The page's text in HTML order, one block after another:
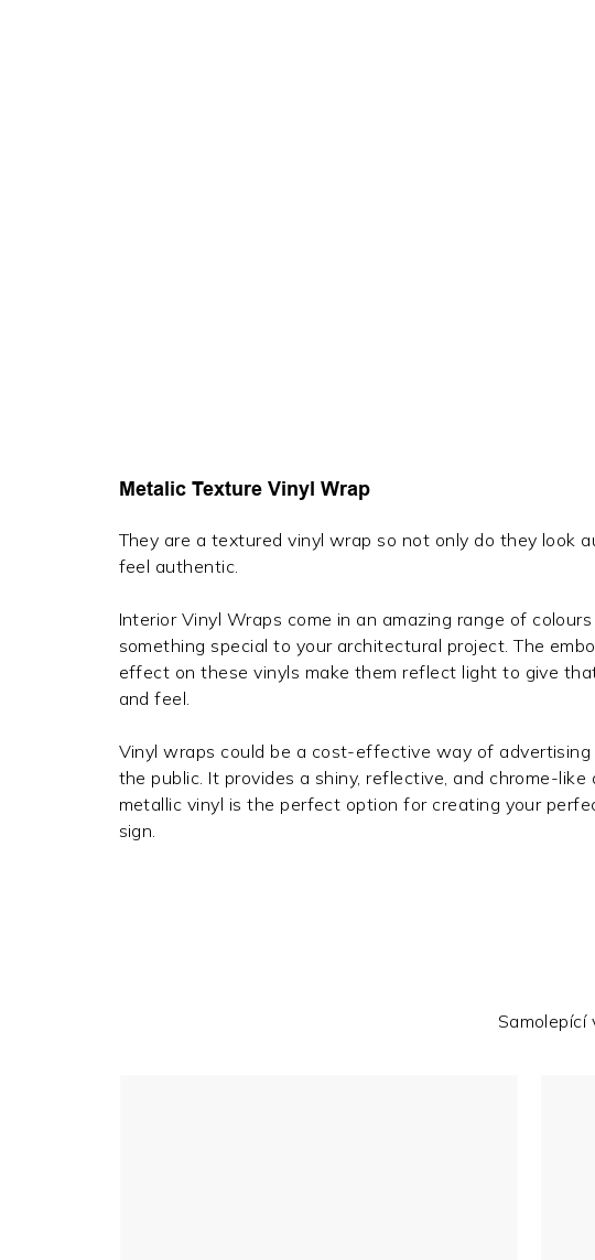
Metalic Texture Vinyl Wrap
They are a textured vinyl wrap so not only do they look
feel authentic.
Interior Vinyl Wraps come in an amazing range of
something special to your architectural project. The
effect on these vinyls make them reflect light to give
and feel.
Vinyl wraps could be a cost-effective way of advertising
the public. It provides a shiny, reflective, and chrome-like
metallic vinyl is the perfect option for creating your
sign.
Samolepící